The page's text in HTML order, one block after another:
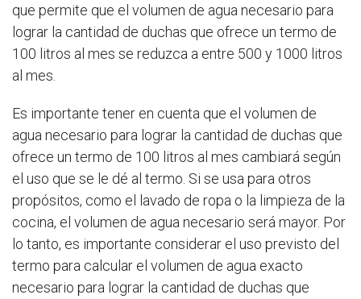
que permite que el volumen de agua necesario para
lograr la cantidad de duchas que ofrece un termo de
100 litros al mes se reduzca a entre 500 y 1000 litros
al mes.
Es importante tener en cuenta que el volumen de
agua necesario para lograr la cantidad de duchas que
ofrece un termo de 100 litros al mes cambiará según
el uso que se le dé al termo. Si se usa para otros
propósitos, como el lavado de ropa o la limpieza de la
cocina, el volumen de agua necesario será mayor. Por
lo tanto, es importante considerar el uso previsto del
termo para calcular el volumen de agua exacto
necesario para lograr la cantidad de duchas que